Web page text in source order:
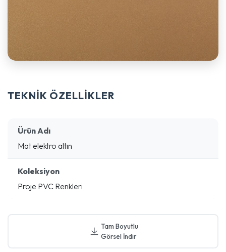
TEKNİK ÖZELLİKLER
Ürün Adı
Mat elektro altın
Koleksiyon
Proje PVC Renkleri
Tam Boyutlu
Görsel İndir